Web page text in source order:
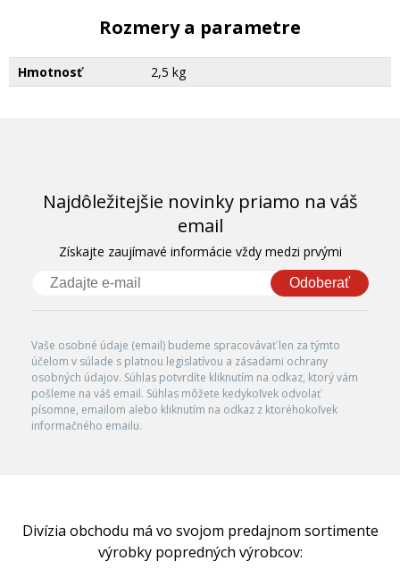
Rozmery a parametre
Hmotnosť 2,5 kg
Najdôležitejšie novinky priamo na váš
email
Získajte zaujímavé informácie vždy medzi prvými
Odoberať
Vaše osobné údaje (email) budeme spracovávať len za týmto
účelom v súlade s platnou legislatívou a zásadami ochrany
osobných údajov. Súhlas potvrdíte kliknutím na odkaz, ktorý vám
pošleme na váš email. Súhlas môžete kedykoľvek odvolať
písomne, emailom alebo kliknutím na odkaz z ktoréhokoľvek
informačného emailu.
Divízia obchodu má vo svojom predajnom sortimente
výrobky popredných výrobcov: